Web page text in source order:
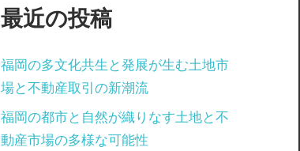
最近の投稿
福岡の多文化共生と発展が生む土地市
場と不動産取引の新潮流
福岡の都市と自然が織りなす土地と不
動産市場の多様な可能性